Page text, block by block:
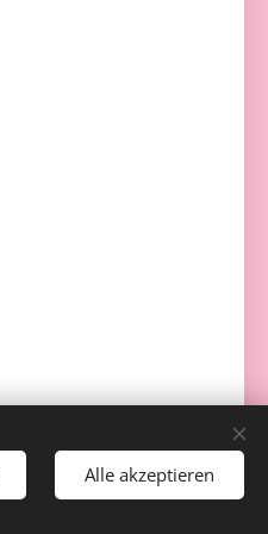
Alle akzeptieren